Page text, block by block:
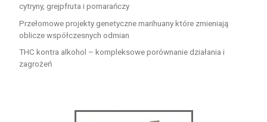
cytryny, grejpfruta i pomarańczy
Przełomowe projekty genetyczne marihuany które zmieniają
oblicze współczesnych odmian
THC kontra alkohol – kompleksowe porównanie działania i
zagrożeń